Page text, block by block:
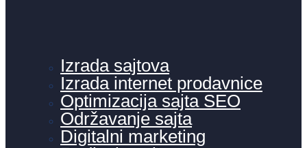
Izrada sajtova
Izrada internet prodavnice
Optimizacija sajta SEO
Održavanje sajta
Digitalni marketing